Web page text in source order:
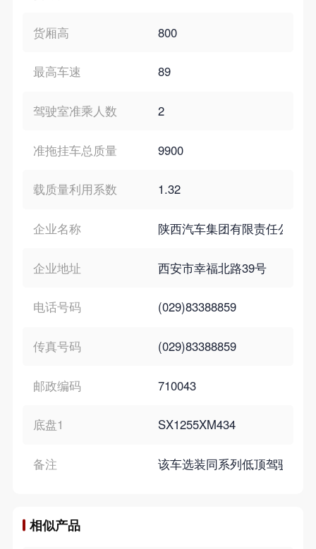
货厢高 800
最高车速 89
驾驶室准乘人数 2
准拖挂车总质量 9900
载质量利用系数 1.32
企业名称 陕西汽车集团有限责任公司
企业地址 西安市幸福北路39号
电话号码 (029)83388859
传真号码 (029)83388859
邮政编码 710043
底盘1 SX1255XM434
备注 该车选装同系列低顶驾驶室.
相似产品